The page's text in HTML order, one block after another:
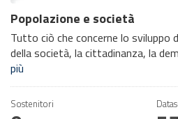
Popolazione e società
Tutto ciò che concerne lo sviluppo
della società, la cittadinanza, la
più
Sostenitori